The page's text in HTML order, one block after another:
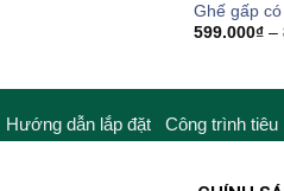
Ghế gấp
599.000₫ –
Hướng dẫn lắp đặt Công trình tiêu